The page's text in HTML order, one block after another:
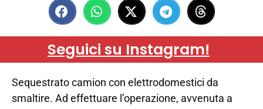
Seguici su Instagram!
Sequestrato camion con elettrodomestici da
smaltire. Ad effettuare l’operazione, avvenuta a